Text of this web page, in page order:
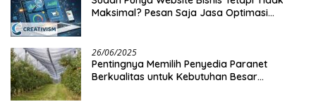
Maksimal? Pesan Saja Jasa Optimasi
26/06/2025
Pentingnya Memilih Penyedia Paranet
Berkualitas untuk Kebutuhan Besar